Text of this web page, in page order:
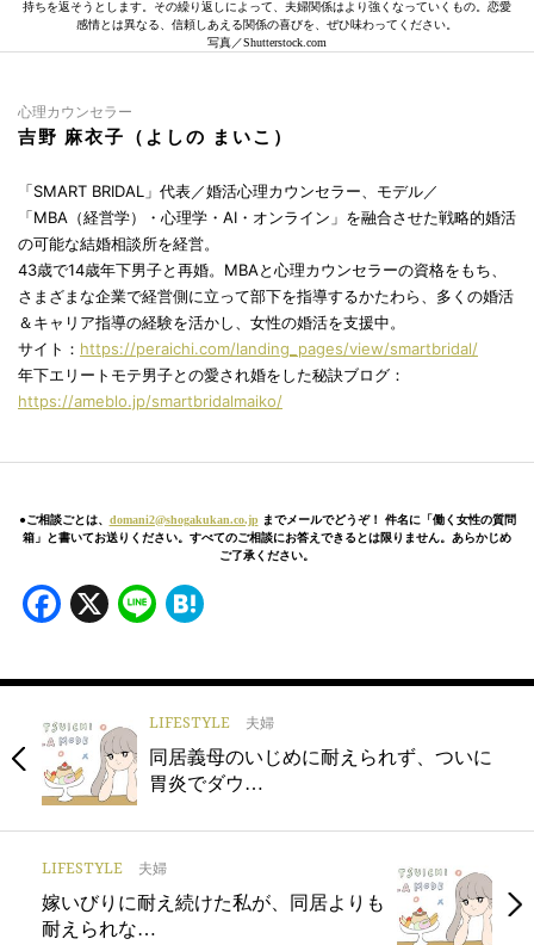
持ちを返そうとします。その繰り返しによって、夫婦関係はより強くなっていくもの。恋愛
感情とは異なる、信頼しあえる関係の喜びを、ぜひ味わってください。
写真／Shutterstock.com
心理カウンセラー
吉野 麻衣子（よしの まいこ）
「SMART BRIDAL」代表／婚活心理カウンセラー、モデル／
「MBA（経営学）・心理学・AI・オンライン」を融合させた戦略的婚活
の可能な結婚相談所を経営。
43歳で14歳年下男子と再婚。MBAと心理カウンセラーの資格をもち、
さまざまな企業で経営側に立って部下を指導するかたわら、多くの婚活
＆キャリア指導の経験を活かし、女性の婚活を支援中。
サイト： https://peraichi.com/landing_pages/view/smartbridal/
年下エリートモテ男子との愛され婚をした秘訣ブログ：
https://ameblo.jp/smartbridalmaiko/
●ご相談ごとは、 domani2@shogakukan.co.jp までメールでどうぞ！ 件名に「働く女性の質問
箱」と書いてお送りください。すべてのご相談にお答えできるとは限りません。あらかじめ
ご了承ください。
Facebook
X Line
LIFESTYLE 夫婦
同居義母のいじめに耐えられず、ついに
胃炎でダウ…
LIFESTYLE 夫婦
嫁いびりに耐え続けた私が、同居よりも
耐えられな…